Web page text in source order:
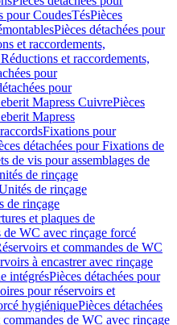
pour CoudesTésPièces
Pièces détachées pour
et raccordements,
et raccordements,
pour
pour
Mapress CuivrePièces
Mapress
Fixations pour
détachées pour Fixations de
de vis pour assemblages de
de rinçage
de rinçage
de rinçage
et plaques de
de WC avec rinçage forcé
et commandes de WC
à encastrer avec rinçage
intégrésPièces détachées pour
pour réservoirs et
hygiéniquePièces détachées
de WC avec rinçage